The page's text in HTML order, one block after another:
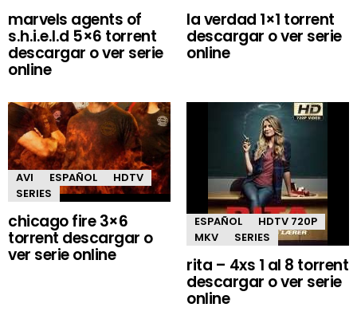
marvels agents of
s.h.i.e.l.d 5×6 torrent
descargar o ver serie
online
la verdad 1×1 torrent
descargar o ver serie
online
AVI ESPAÑOL
HDTV
SERIES
chicago fire 3×6
torrent descargar o
ver serie online
ESPAÑOL
HDTV 720P
MKV
SERIES
rita – 4xs 1 al 8 torrent
descargar o ver serie
online